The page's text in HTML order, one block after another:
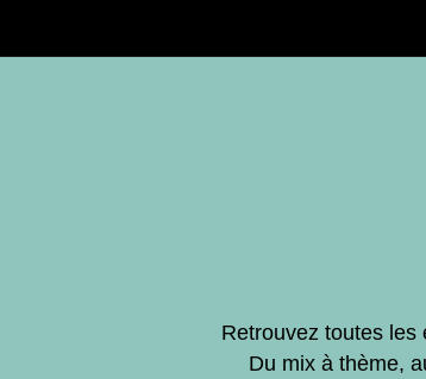
Retrouvez toutes les
Du mix à thème,